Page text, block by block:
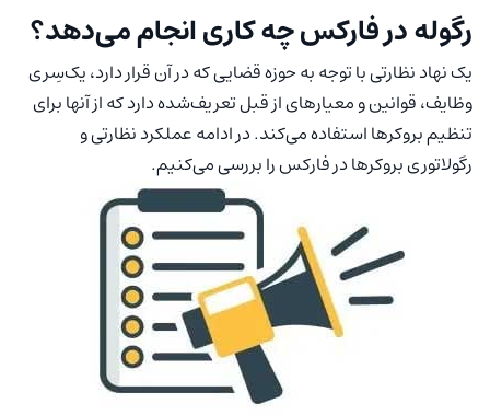
رگوله در فارکس چه کاری انجام می‌دهد؟
یک نهاد نظارتی با توجه به حوزه قضایی که در آن قرار دارد، یک‌سِری
وظایف، قوانین و معیارهای از قبل تعریف‌شده دارد که از آنها برای
تنظیم بروکرها استفاده می‌کند. در ادامه عملکرد نظارتی و
رگولاتوری بروکرها در فارکس را بررسی می‌کنیم.